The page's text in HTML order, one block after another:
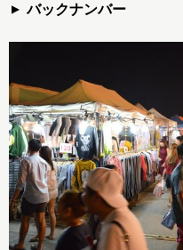
バックナンバー